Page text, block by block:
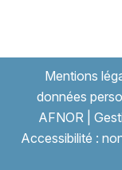
Mentions
données
AFNOR
Accessibilité :